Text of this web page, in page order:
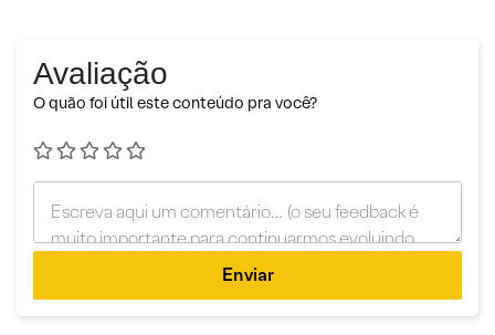
Avaliação
O quão foi útil este conteúdo pra você?
Enviar